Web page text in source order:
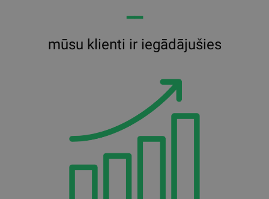
━━
mūsu klienti ir iegādājušies